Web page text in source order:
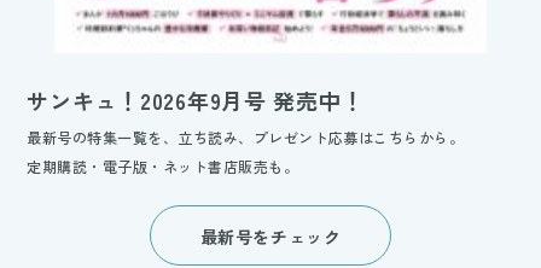
サンキュ！2026年9月号 発売中！
最新号の特集一覧を、立ち読み、プレゼント応募はこちらから。
定期購読・電子版・ネット書店販売も。
最新号をチェック